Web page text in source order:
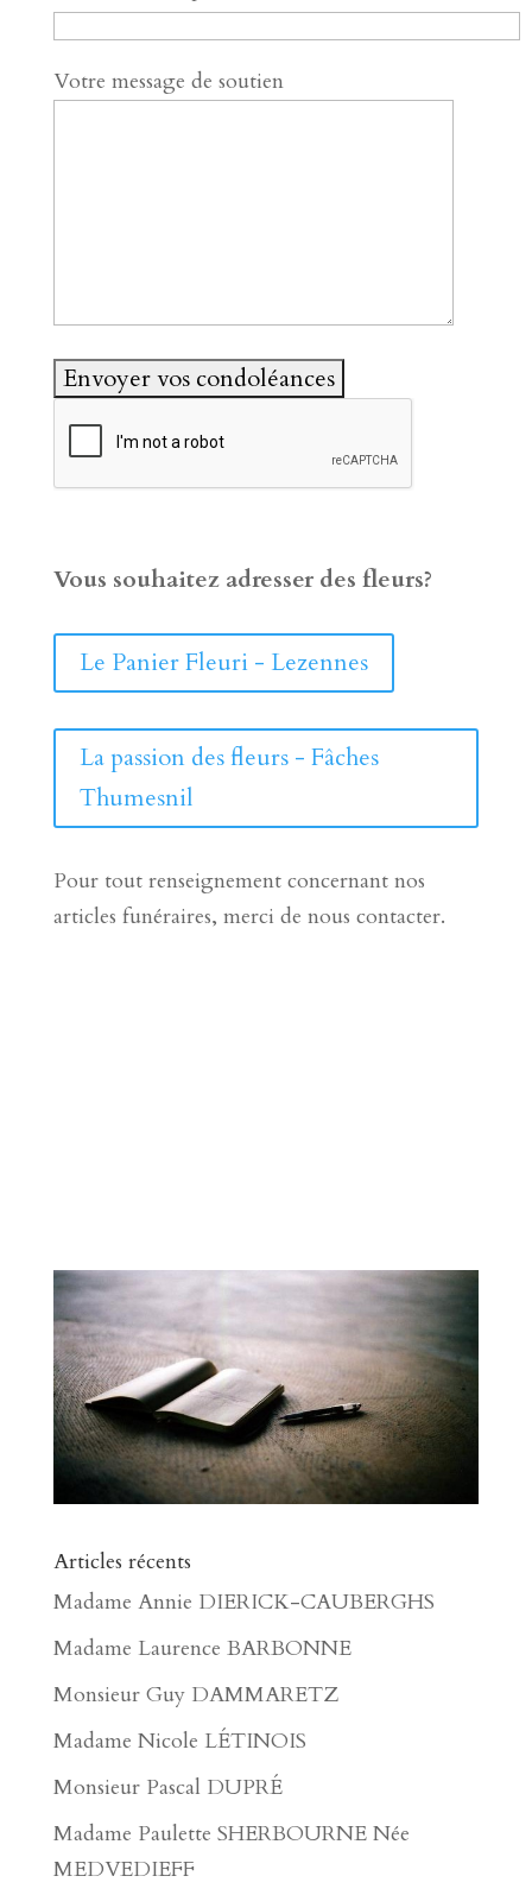
Votre message de soutien
Vous souhaitez adresser des fleurs?
Le Panier Fleuri - Lezennes
La passion des fleurs - Fâches
Thumesnil
Pour tout renseignement concernant nos
articles funéraires, merci de nous contacter.
Articles récents
Madame Annie DIERICK-CAUBERGHS
Madame Laurence BARBONNE
Monsieur Guy DAMMARETZ
Madame Nicole LÉTINOIS
Monsieur Pascal DUPRÉ
Madame Paulette SHERBOURNE Née
MEDVEDIEFF